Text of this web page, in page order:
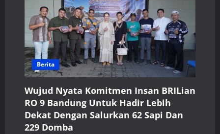
Berita
Wujud Nyata Komitmen Insan BRILian
RO 9 Bandung Untuk Hadir Lebih
Dekat Dengan Salurkan 62 Sapi Dan
229 Domba